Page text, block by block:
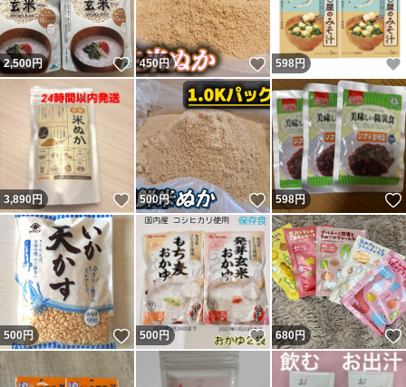
2,500円 いいね！
450円 いいね！
598円
3,890円 いいね！
500円 いいね！
598円
500 円 いいね！
500円 いいね！
680円